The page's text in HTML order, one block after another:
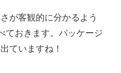
が客観的に分かるよう
ておきます。パッケージ
ていますね！